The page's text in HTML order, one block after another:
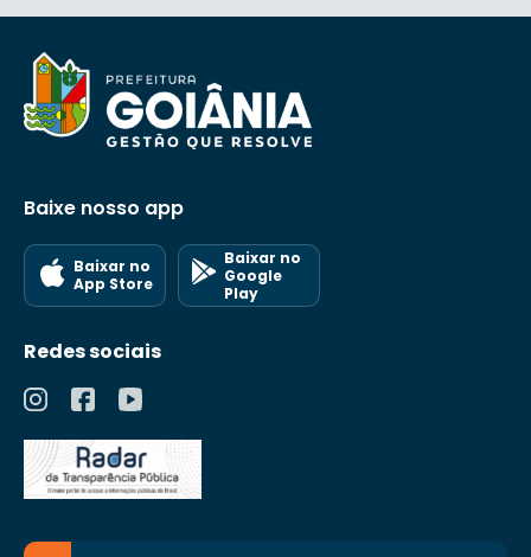
Baixe nosso app
Baixar no
App Store
Baixar no
Google
Play
Redes sociais